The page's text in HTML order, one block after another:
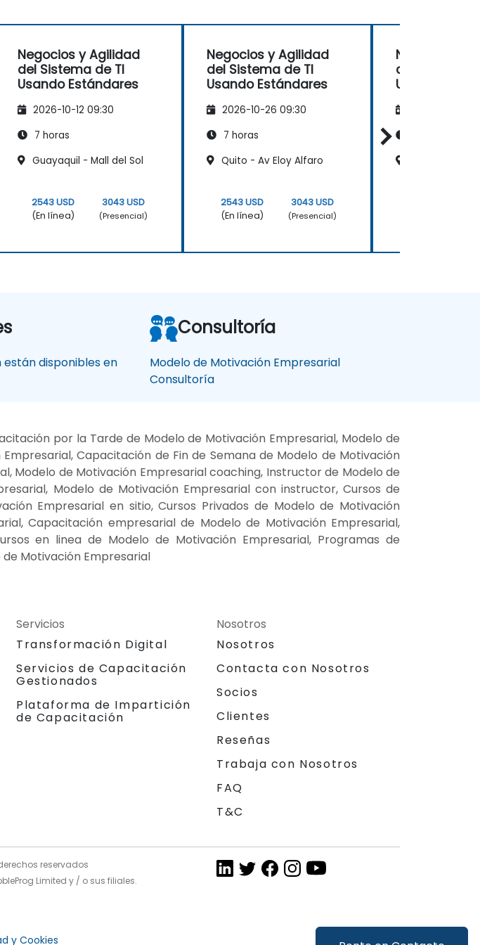
Negocios y Agilidad
del Sistema de TI
Usando Estándares
2026-10-12 09:30
7 horas
Guayaquil - Mall del Sol
2543 USD
(En línea)
3043 USD
(Presencial)
Negocios y Agilidad
del Sistema de TI
Usando Estándares
2026-10-26 09:30
7 horas
Quito - Av Eloy Alfaro
2543 USD
(En línea)
3043 USD
(Presencial)
Negocios y
del Sistema
Usando
disponibles en
Consultoría
Modelo de Motivación Empresarial
Consultoría
por la Tarde de Modelo de Motivación Empresarial, Modelo de
Capacitación de Fin de Semana de Modelo de Motivación
Modelo de Motivación Empresarial coaching, Instructor de Modelo de
Modelo de Motivación Empresarial con instructor, Cursos de
Empresarial en sitio, Cursos Privados de Modelo de Motivación
Capacitación empresarial de Modelo de Motivación Empresarial,
en linea de Modelo de Motivación Empresarial, Programas de
Motivación Empresarial
Servicios
Transformación Digital
Servicios de Capacitación
Gestionados
Plataforma de Impartición
de Capacitación
Nosotros
Nosotros
Contacta con Nosotros
Socios
Clientes
Reseñas
Trabaja con Nosotros
FAQ
T&C
reservados
Limited y / o sus filiales.
y Cookies